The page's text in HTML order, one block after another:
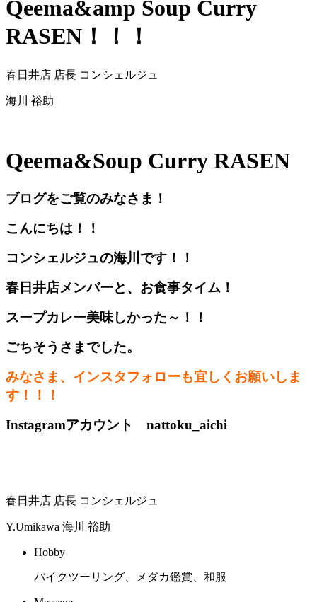
Qeema&amp Soup Curry
RASEN！！！
春日井店 店長 コンシェルジュ
海川 裕助
Qeema&Soup Curry RASEN
ブログをご覧のみなさま！
こんにちは！！
コンシェルジュの海川です！！
春日井店メンバーと、お食事タイム！
スープカレー美味しかった～！！
ごちそうさまでした。
みなさま、インスタフォローも宜しくお願いしま
す！！！
Instagramアカウント nattoku_aichi
春日井店 店長 コンシェルジュ
Y.Umikawa 海川 裕助
Hobby
バイクツーリング、メダカ鑑賞、和服